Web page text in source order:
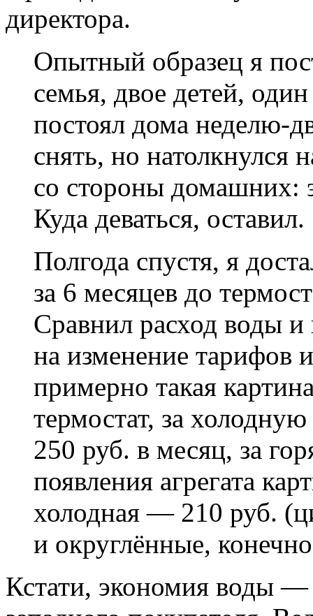
директора.
Опытный образец я
семья, двое детей,
постоял дома неделю-
снять, но натолкнулся
со стороны домашних:
Куда деваться, оставил.
Полгода спустя, я
за 6 месяцев до
Сравнил расход воды и
на изменение тарифов
примерно такая
термостат, за
250 руб. в месяц, за
появления агрегата
холодная — 210 руб.
и округлённые,
Кстати, экономия воды —